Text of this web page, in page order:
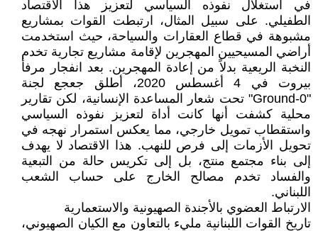
في استغلال نفوذه السياسي لتعزيز هذا الاقتصاد
الطفيلي. على سبيل المثال، ارتبطت القوات بمشاريع
مشبوهة في قطاع العقارات والسياحة، حيث استخدمت
أراضي المسيحيين المهجرين لإقامة مشاريع تجارية تخدم
النخبة الريعية بدلاً من إعادة المهجرين. بعد انفجار مرفأ
بيروت في 4 أغسطس 2020، أطلق جعجع لجنة
"Ground-0" تحت شعار المساعدة الإنسانية، لكن تقارير
محلية كشفت أنها كانت أداة لتعزيز نفوذه السياسي
واستقطاب تمويل خارجي، مما يعكس استمرار نهجه في
تحويل الأزمات إلى فرص للنهب. هذا الاقتصاد لا يهدف
إلى بناء مجتمع منتج، بل إلى تكريس حالة من التبعية
والفساد تخدم مصالح الخارج على حساب الشعب
اللبناني.
الارتباط العضوي بالأجندة الصهيونية والاستعمارية
تاريخ القوات اللبنانية مليء بالتعاون مع الكيان الصهيوني،